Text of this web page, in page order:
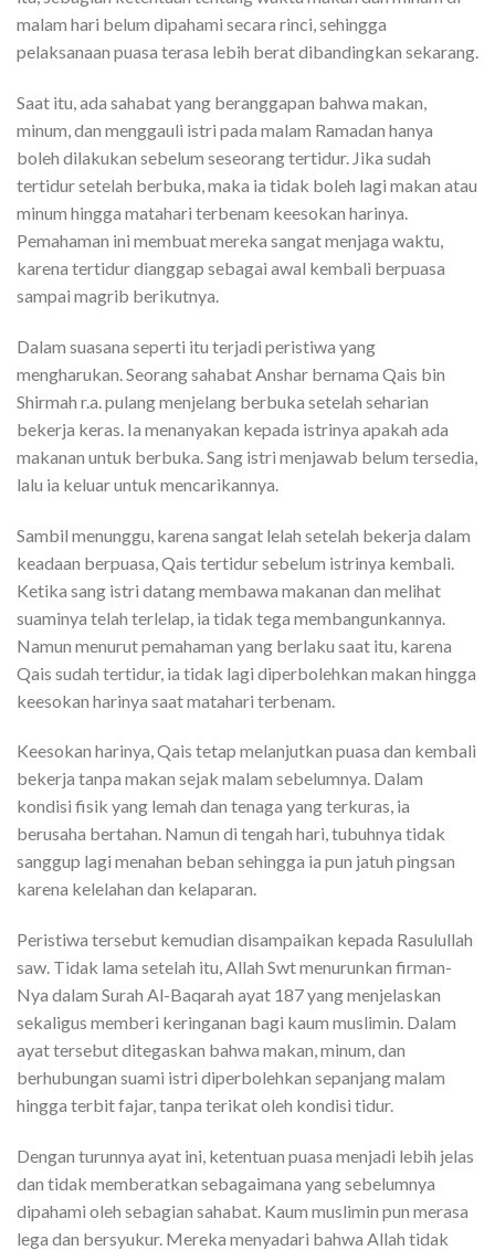
malam hari belum dipahami secara rinci, sehingga
pelaksanaan puasa terasa lebih berat dibandingkan sekarang.
Saat itu, ada sahabat yang beranggapan bahwa makan,
minum, dan menggauli istri pada malam Ramadan hanya
boleh dilakukan sebelum seseorang tertidur. Jika sudah
tertidur setelah berbuka, maka ia tidak boleh lagi makan atau
minum hingga matahari terbenam keesokan harinya.
Pemahaman ini membuat mereka sangat menjaga waktu,
karena tertidur dianggap sebagai awal kembali berpuasa
sampai magrib berikutnya.
Dalam suasana seperti itu terjadi peristiwa yang
mengharukan. Seorang sahabat Anshar bernama Qais bin
Shirmah r.a. pulang menjelang berbuka setelah seharian
bekerja keras. Ia menanyakan kepada istrinya apakah ada
makanan untuk berbuka. Sang istri menjawab belum tersedia,
lalu ia keluar untuk mencarikannya.
Sambil menunggu, karena sangat lelah setelah bekerja dalam
keadaan berpuasa, Qais tertidur sebelum istrinya kembali.
Ketika sang istri datang membawa makanan dan melihat
suaminya telah terlelap, ia tidak tega membangunkannya.
Namun menurut pemahaman yang berlaku saat itu, karena
Qais sudah tertidur, ia tidak lagi diperbolehkan makan hingga
keesokan harinya saat matahari terbenam.
Keesokan harinya, Qais tetap melanjutkan puasa dan kembali
bekerja tanpa makan sejak malam sebelumnya. Dalam
kondisi fisik yang lemah dan tenaga yang terkuras, ia
berusaha bertahan. Namun di tengah hari, tubuhnya tidak
sanggup lagi menahan beban sehingga ia pun jatuh pingsan
karena kelelahan dan kelaparan.
Peristiwa tersebut kemudian disampaikan kepada Rasulullah
saw. Tidak lama setelah itu, Allah Swt menurunkan firman-
Nya dalam Surah Al-Baqarah ayat 187 yang menjelaskan
sekaligus memberi keringanan bagi kaum muslimin. Dalam
ayat tersebut ditegaskan bahwa makan, minum, dan
berhubungan suami istri diperbolehkan sepanjang malam
hingga terbit fajar, tanpa terikat oleh kondisi tidur.
Dengan turunnya ayat ini, ketentuan puasa menjadi lebih jelas
dan tidak memberatkan sebagaimana yang sebelumnya
dipahami oleh sebagian sahabat. Kaum muslimin pun merasa
lega dan bersyukur. Mereka menyadari bahwa Allah tidak